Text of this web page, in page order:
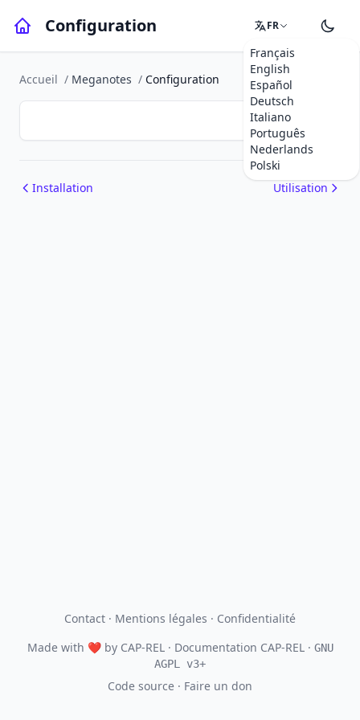
Configuration FR
Français
English
Español
Deutsch
Italiano
Português
Nederlands
Polski
Accueil / Meganotes / Configuration
Installation Utilisation
Contact · Mentions légales · Confidentialité
Made with ❤by CAP-REL· Documentation CAP-REL · GNU
AGPL v3+
Code source · Faire un don